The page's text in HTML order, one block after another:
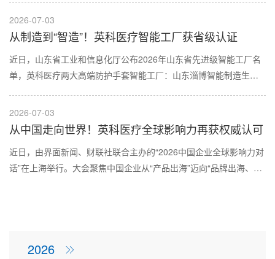
2026-07-03
从制造到“智造”！英科医疗智能工厂获省级认证
近日，山东省工业和信息化厅公布2026年山东省先进级智能工厂名
单，英科医疗两大高端防护手套智能工厂：山东淄博智能制造生产
能工厂”。
2026-07-03
从中国走向世界！英科医疗全球影响力再获权威认可
近日，由界面新闻、财联社联合主办的“2026中国企业全球影响力对
话”在上海举行。大会聚焦中国企业从“产品出海”迈向“品牌出海、技
2026